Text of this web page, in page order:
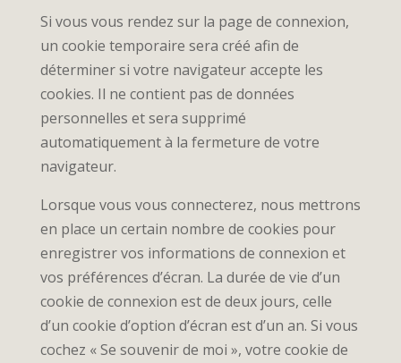
Si vous vous rendez sur la page de connexion,
un cookie temporaire sera créé afin de
déterminer si votre navigateur accepte les
cookies. Il ne contient pas de données
personnelles et sera supprimé
automatiquement à la fermeture de votre
navigateur.
Lorsque vous vous connecterez, nous mettrons
en place un certain nombre de cookies pour
enregistrer vos informations de connexion et
vos préférences d’écran. La durée de vie d’un
cookie de connexion est de deux jours, celle
d’un cookie d’option d’écran est d’un an. Si vous
cochez « Se souvenir de moi », votre cookie de